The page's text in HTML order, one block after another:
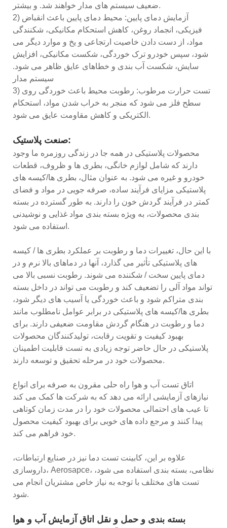
ضعیف سیستم های مدار خواهند شد. و بیشتر.
2) آزمایش دمای پایین: محیط دمای پایین باعث انقباض
فیزیکی، انجماد روغن، کاهش استحکام مکانیکی، شکنندگی
مواد، از دست دادن خاصیت ارتجاعی و یخ و موارد دیگر می
شود، سپس خودرو ترک خوردگی، شکست مکانیکی، افزایش
سایش، شکست آب بندی و خطاهای عایق ظاهر می شود.
سیستم مدار
3) تست حرارت مرطوب: رطوبت محیط باعث خوردگی روی
سطح فلز می شود که منجر به خراب شدن مواد، استحکام
الکتریکی و کاهش مقاومت عایق می شود.
صنعت پلاستیک:
محصولات پلاستیکی در همه جا در زندگی روزمره ما وجود
دارند که شامل لوازم خانگی، بطری ها و ظروف، قطعات
خودرو و غیره می شود. به عنوان مثال، بطری ها/کیسه های
پلاستیکی مزایای فرآیند ساده، صرفه جویی در مواد و فضای
کمتر در فرآیند گردش خون را دارند. به طور گسترده در بسته
بندی محصولات، به ویژه بسته بندی مواد غذایی و نوشیدنی
استفاده می شود.
با این حال، تغییرات دما و رطوبت بر عملکرد بطری ها / کیسه
های پلاستیکی تأثیر می گذارد، آنها در دماهای بالا نرم و در
دمای پایین سخت / شکننده می شوند. رطوبت نسبی بالا می
تواند مواد آلی را تضعیف کند و رطوبت می تواند در داخل بسته
بندی متراکم شود و باعث خوردگی یا آسیب های دیگر شود،
بطری ها/کیسه های پلاستیکی در برابر عوامل نامطلوب مانند
دما و رطوبت در هنگام گردش مقاومت ضعیفی دارند. برای
بهبود کیفیت و تقویت رقابت، تولیدکنندگان محصولات
پلاستیکی در حال حاضر توجه زیادی به تست قابلیت اطمینان
محصولات خود در مرحله تحقیق و توسعه دارند.
اتاق تست آب و هوا راه حلی مقرون به صرفه برای انواع
نیازهای آزمایشی ارائه می دهد که به شرکت ها کمک می کند
تا عیب های احتمالی محصولات خود را در مدت زمان کوتاهی
پیدا کنند و مرجع داده های خوبی برای بهبود کیفیت محصول
خود فراهم می کند.
علاوه بر این، کابینت تست دما نیز در صنایع ارتباطات،
داروسازی، Aerosapce، نظامی، بسته بندی استفاده می شود،
تست های مختلف با توجه به نیاز خاص مشتریان انجام می
شود.
بسته بندی و حمل و نقل اتاق آزمایش آب و هوا